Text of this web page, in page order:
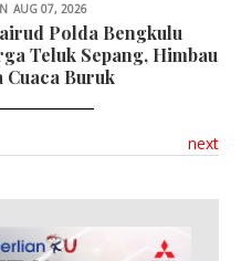
AUG 07, 2026
Polda Bengkulu
Teluk Sepang, Himbau
Cuaca Buruk
next